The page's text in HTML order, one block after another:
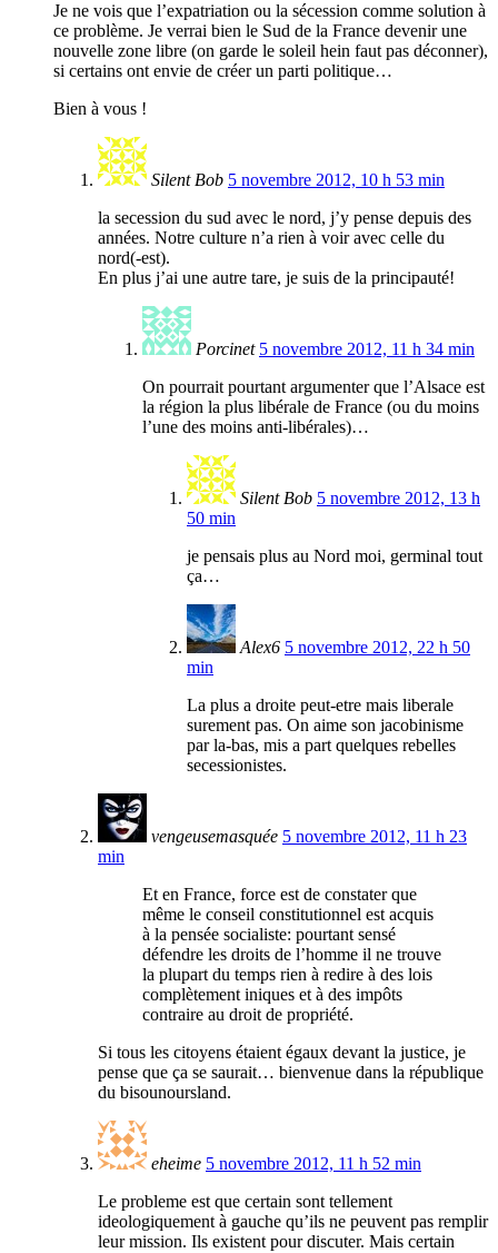
Je ne vois que l’expatriation ou la sécession comme solution à
ce problème. Je verrai bien le Sud de la France devenir une
nouvelle zone libre (on garde le soleil hein faut pas déconner),
si certains ont envie de créer un parti politique…
Bien à vous !
Silent Bob 5 novembre 2012, 10 h 53 min
la secession du sud avec le nord, j’y pense depuis des
années. Notre culture n’a rien à voir avec celle du
nord(-est).
En plus j’ai une autre tare, je suis de la principauté!
Porcinet 5 novembre 2012, 11 h 34 min
On pourrait pourtant argumenter que l’Alsace est
la région la plus libérale de France (ou du moins
l’une des moins anti-libérales)…
Silent Bob 5 novembre 2012, 13 h
50 min
je pensais plus au Nord moi, germinal tout
ça…
Alex6 5 novembre 2012, 22 h 50
min
La plus a droite peut-etre mais liberale
surement pas. On aime son jacobinisme
par la-bas, mis a part quelques rebelles
secessionistes.
vengeusemasquée 5 novembre 2012, 11 h 23
min
Et en France, force est de constater que
même le conseil constitutionnel est acquis
à la pensée socialiste: pourtant sensé
défendre les droits de l’homme il ne trouve
la plupart du temps rien à redire à des lois
complètement iniques et à des impôts
contraire au droit de propriété.
Si tous les citoyens étaient égaux devant la justice, je
pense que ça se saurait… bienvenue dans la république
du bisounoursland.
eheime 5 novembre 2012, 11 h 52 min
Le probleme est que certain sont tellement
ideologiquement à gauche qu’ils ne peuvent pas remplir
leur mission. Ils existent pour discuter. Mais certain